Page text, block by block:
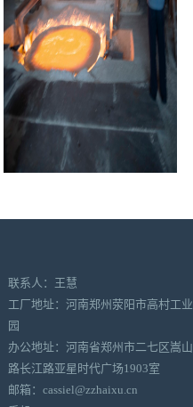
联系人：王慧
工厂地址：河南郑州荥阳市高村工业
园
办公地址：河南省郑州市二七区嵩山
路长江路亚星时代广场1903室
邮箱：cassiel@zzhaixu.cn